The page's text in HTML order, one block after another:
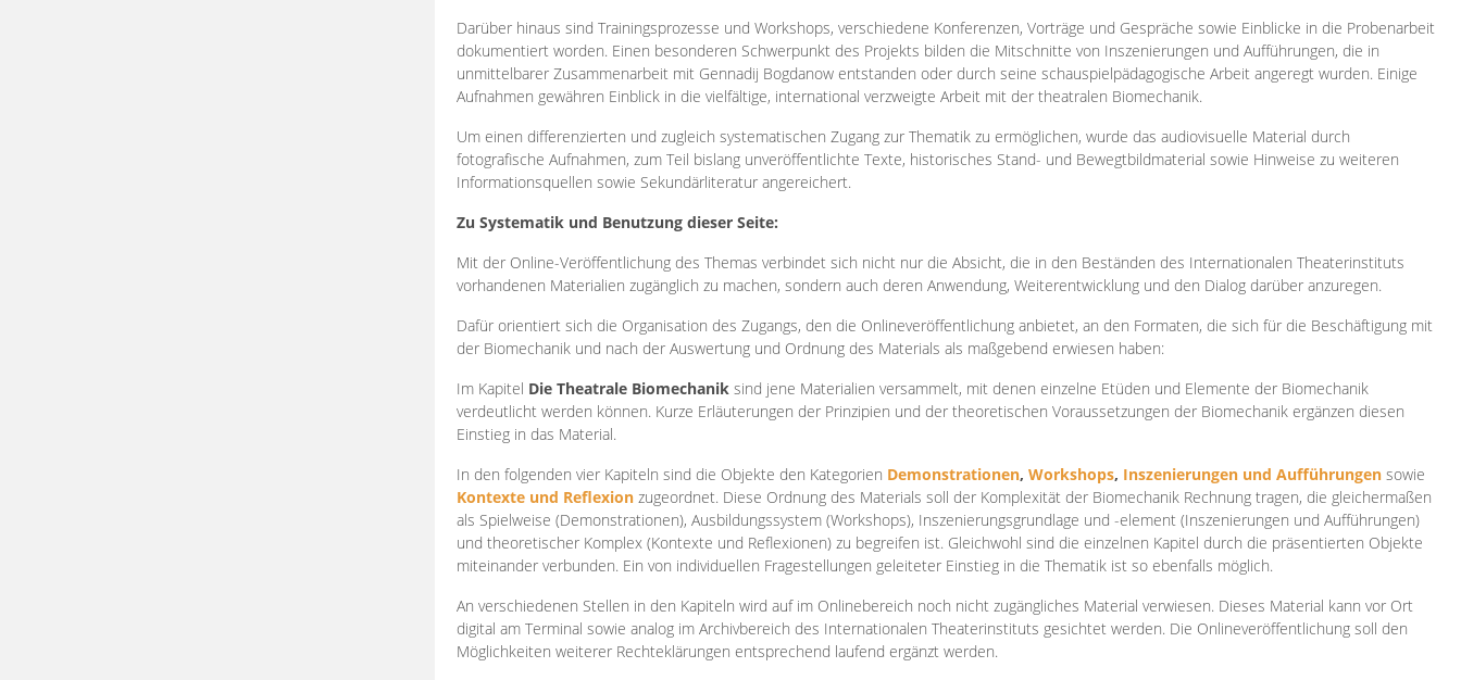
Darüber hinaus sind Trainingsprozesse und Workshops, verschiedene Konferenzen, Vorträge und Gespräche sowie Einblicke in die Probenarbeit
dokumentiert worden. Einen besonderen Schwerpunkt des Projekts bilden die Mitschnitte von Inszenierungen und Aufführungen, die in
unmittelbarer Zusammenarbeit mit Gennadij Bogdanow entstanden oder durch seine schauspielpädagogische Arbeit angeregt wurden. Einige
Aufnahmen gewähren Einblick in die vielfältige, international verzweigte Arbeit mit der theatralen Biomechanik.
Um einen differenzierten und zugleich systematischen Zugang zur Thematik zu ermöglichen, wurde das audiovisuelle Material durch
fotografische Aufnahmen, zum Teil bislang unveröffentlichte Texte, historisches Stand- und Bewegtbildmaterial sowie Hinweise zu weiteren
Informationsquellen sowie Sekundärliteratur angereichert.
Zu Systematik und Benutzung dieser Seite:
Mit der Online-Veröffentlichung des Themas verbindet sich nicht nur die Absicht, die in den Beständen des Internationalen Theaterinstituts
vorhandenen Materialien zugänglich zu machen, sondern auch deren Anwendung, Weiterentwicklung und den Dialog darüber anzuregen.
Dafür orientiert sich die Organisation des Zugangs, den die Onlineveröffentlichung anbietet, an den Formaten, die sich für die Beschäftigung mit
der Biomechanik und nach der Auswertung und Ordnung des Materials als maßgebend erwiesen haben:
Im Kapitel Die Theatrale Biomechanik sind jene Materialien versammelt, mit denen einzelne Etüden und Elemente der Biomechanik
verdeutlicht werden können. Kurze Erläuterungen der Prinzipien und der theoretischen Voraussetzungen der Biomechanik ergänzen diesen
Einstieg in das Material.
In den folgenden vier Kapiteln sind die Objekte den Kategorien Demonstrationen, Workshops, Inszenierungen und Aufführungen sowie
Kontexte und Reflexion zugeordnet. Diese Ordnung des Materials soll der Komplexität der Biomechanik Rechnung tragen, die gleichermaßen
als Spielweise (Demonstrationen), Ausbildungssystem (Workshops), Inszenierungsgrundlage und -element (Inszenierungen und Aufführungen)
und theoretischer Komplex (Kontexte und Reflexionen) zu begreifen ist. Gleichwohl sind die einzelnen Kapitel durch die präsentierten Objekte
miteinander verbunden. Ein von individuellen Fragestellungen geleiteter Einstieg in die Thematik ist so ebenfalls möglich.
An verschiedenen Stellen in den Kapiteln wird auf im Onlinebereich noch nicht zugängliches Material verwiesen. Dieses Material kann vor Ort
digital am Terminal sowie analog im Archivbereich des Internationalen Theaterinstituts gesichtet werden. Die Onlineveröffentlichung soll den
Möglichkeiten weiterer Rechteklärungen entsprechend laufend ergänzt werden.